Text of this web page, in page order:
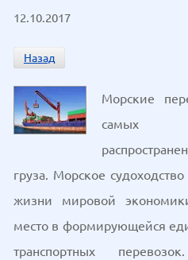
12.10.2017
Назад
Морские
самых
груза. Морское
жизни мировой
место в формирующейся
транспортных